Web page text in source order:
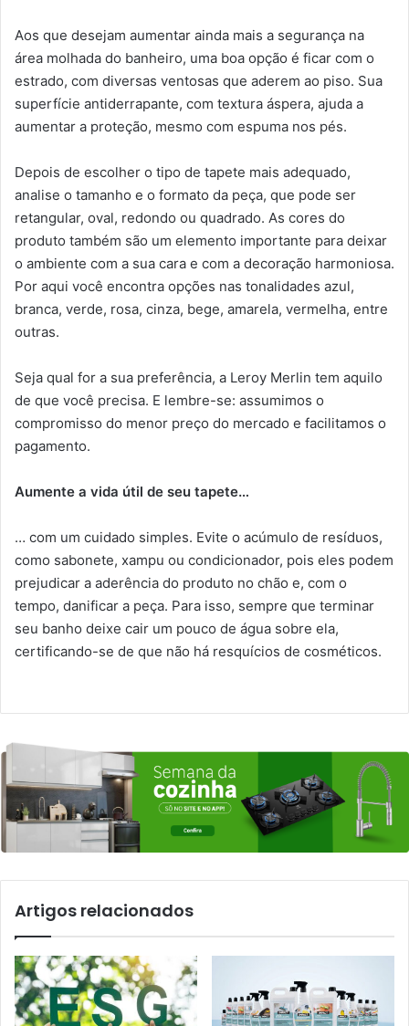
Aos que desejam aumentar ainda mais a segurança na
área molhada do banheiro, uma boa opção é ficar com o
estrado, com diversas ventosas que aderem ao piso. Sua
superfície antiderrapante, com textura áspera, ajuda a
aumentar a proteção, mesmo com espuma nos pés.
Depois de escolher o tipo de tapete mais adequado,
analise o tamanho e o formato da peça, que pode ser
retangular, oval, redondo ou quadrado. As cores do
produto também são um elemento importante para deixar
o ambiente com a sua cara e com a decoração harmoniosa.
Por aqui você encontra opções nas tonalidades azul,
branca, verde, rosa, cinza, bege, amarela, vermelha, entre
outras.
Seja qual for a sua preferência, a Leroy Merlin tem aquilo
de que você precisa. E lembre-se: assumimos o
compromisso do menor preço do mercado e facilitamos o
pagamento.
Aumente a vida útil de seu tapete…
… com um cuidado simples. Evite o acúmulo de resíduos,
como sabonete, xampu ou condicionador, pois eles podem
prejudicar a aderência do produto no chão e, com o
tempo, danificar a peça. Para isso, sempre que terminar
seu banho deixe cair um pouco de água sobre ela,
certificando-se de que não há resquícios de cosméticos.
Artigos relacionados